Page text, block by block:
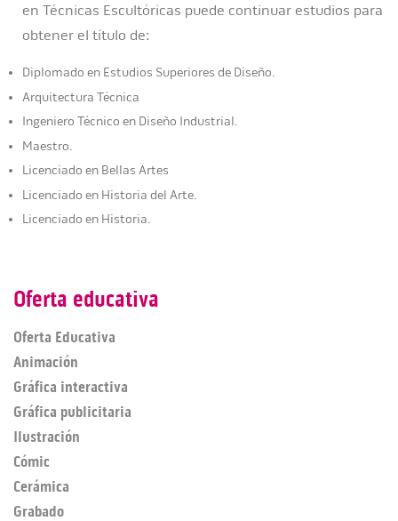
en Técnicas Escultóricas puede continuar estudios para
obtener el título de:
Diplomado en Estudios Superiores de Diseño.
Arquitectura Técnica
Ingeniero Técnico en Diseño Industrial.
Maestro.
Licenciado en Bellas Artes
Licenciado en Historia del Arte.
Licenciado en Historia.
Oferta educativa
Oferta Educativa
Animación
Gráfica interactiva
Gráfica publicitaria
Ilustración
Cómic
Cerámica
Grabado